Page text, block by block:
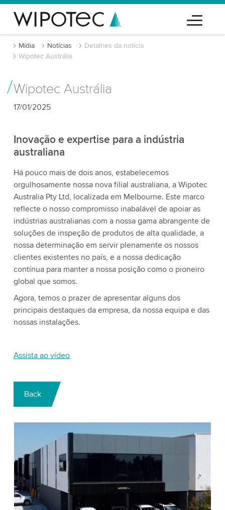
Mídia Notícias
Detalhes da notícia
Wipotec Austrália
Wipotec Austrália
17/01/2025
Inovação e expertise para a indústria
australiana
Há pouco mais de dois anos, estabelecemos
orgulhosamente nossa nova filial australiana, a Wipotec
Australia Pty Ltd, localizada em Melbourne. Este marco
reflecte o nosso compromisso inabalável de apoiar as
indústrias australianas com a nossa gama abrangente de
soluções de inspeção de produtos de alta qualidade, a
nossa determinação em servir plenamente os nossos
clientes existentes no país, e a nossa dedicação
contínua para manter a nossa posição como o pioneiro
global que somos.
Agora, temos o prazer de apresentar alguns dos
principais destaques da empresa, da nossa equipa e das
nossas instalações.
Assista ao vídeo
Back